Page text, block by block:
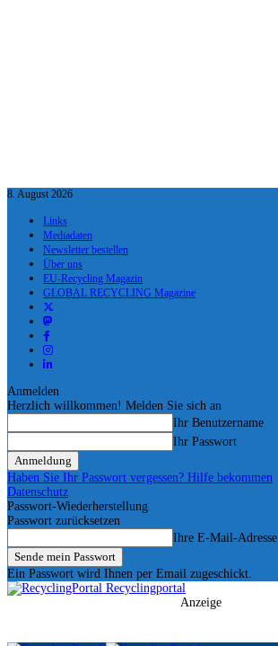
8. August 2026
Links
Mediadaten
Newsletter bestellen
Über uns
EU-Recycling Magazin
GLOBAL RECYCLING Magazine
Anmelden
Herzlich willkommen! Melden Sie sich an
Ihr Benutzername
Ihr Passwort
Haben Sie Ihr Passwort vergessen? Hilfe bekommen
Datenschutz
Passwort-Wiederherstellung
Passwort zurücksetzen
Ihre E-Mail-Adresse
Ein Passwort wird Ihnen per Email zugeschickt.
Recyclingportal
Anzeige